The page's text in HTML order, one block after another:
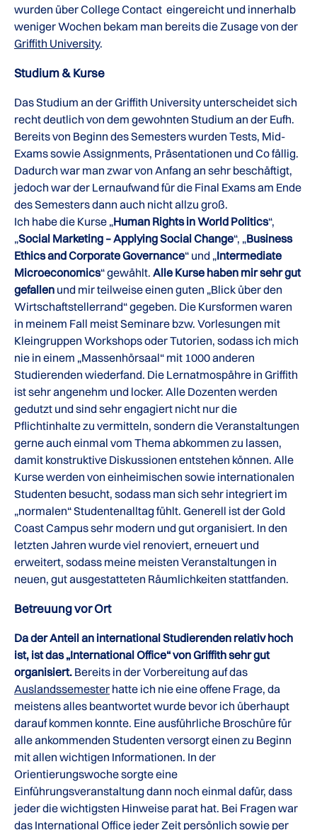
wurden über College Contact eingereicht und innerhalb
weniger Wochen bekam man bereits die Zusage von der
Griffith University.
Studium & Kurse
Das Studium an der Griffith University unterscheidet sich
recht deutlich von dem gewohnten Studium an der Eufh.
Bereits von Beginn des Semesters wurden Tests, Mid-
Exams sowie Assignments, Präsentationen und Co fällig.
Dadurch war man zwar von Anfang an sehr beschäftigt,
jedoch war der Lernaufwand für die Final Exams am Ende
des Semesters dann auch nicht allzu groß.
Ich habe die Kurse „Human Rights in World Politics“,
„Social Marketing – Applying Social Change“, „Business
Ethics and Corporate Governance“ und „Intermediate
Microeconomics“ gewählt. Alle Kurse haben mir sehr gut
gefallen und mir teilweise einen guten „Blick über den
Wirtschaftstellerrand“ gegeben. Die Kursformen waren
in meinem Fall meist Seminare bzw. Vorlesungen mit
Kleingruppen Workshops oder Tutorien, sodass ich mich
nie in einem „Massenhörsaal“ mit 1000 anderen
Studierenden wiederfand. Die Lernatmospähre in Griffith
ist sehr angenehm und locker. Alle Dozenten werden
gedutzt und sind sehr engagiert nicht nur die
Pflichtinhalte zu vermitteln, sondern die Veranstaltungen
gerne auch einmal vom Thema abkommen zu lassen,
damit konstruktive Diskussionen entstehen können. Alle
Kurse werden von einheimischen sowie internationalen
Studenten besucht, sodass man sich sehr integriert im
„normalen“ Studentenalltag fühlt. Generell ist der Gold
Coast Campus sehr modern und gut organisiert. In den
letzten Jahren wurde viel renoviert, erneuert und
erweitert, sodass meine meisten Veranstaltungen in
neuen, gut ausgestatteten Räumlichkeiten stattfanden.
Betreuung vor Ort
Da der Anteil an international Studierenden relativ hoch
ist, ist das „International Office“ von Griffith sehr gut
organisiert. Bereits in der Vorbereitung auf das
Auslandssemester hatte ich nie eine offene Frage, da
meistens alles beantwortet wurde bevor ich überhaupt
darauf kommen konnte. Eine ausführliche Broschüre für
alle ankommenden Studenten versorgt einen zu Beginn
mit allen wichtigen Informationen. In der
Orientierungswoche sorgte eine
Einführungsveranstaltung dann noch einmal dafür, dass
jeder die wichtigsten Hinweise parat hat. Bei Fragen war
das International Office jeder Zeit persönlich sowie per